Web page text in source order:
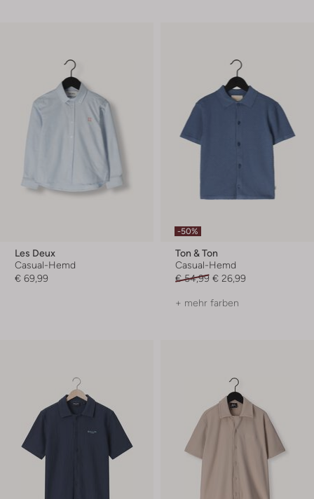
Les Deux
Casual-Hemd
€ 69,99
-50%
Ton & Ton
Casual-Hemd
€ 54,99 € 26,99
+ mehr farben